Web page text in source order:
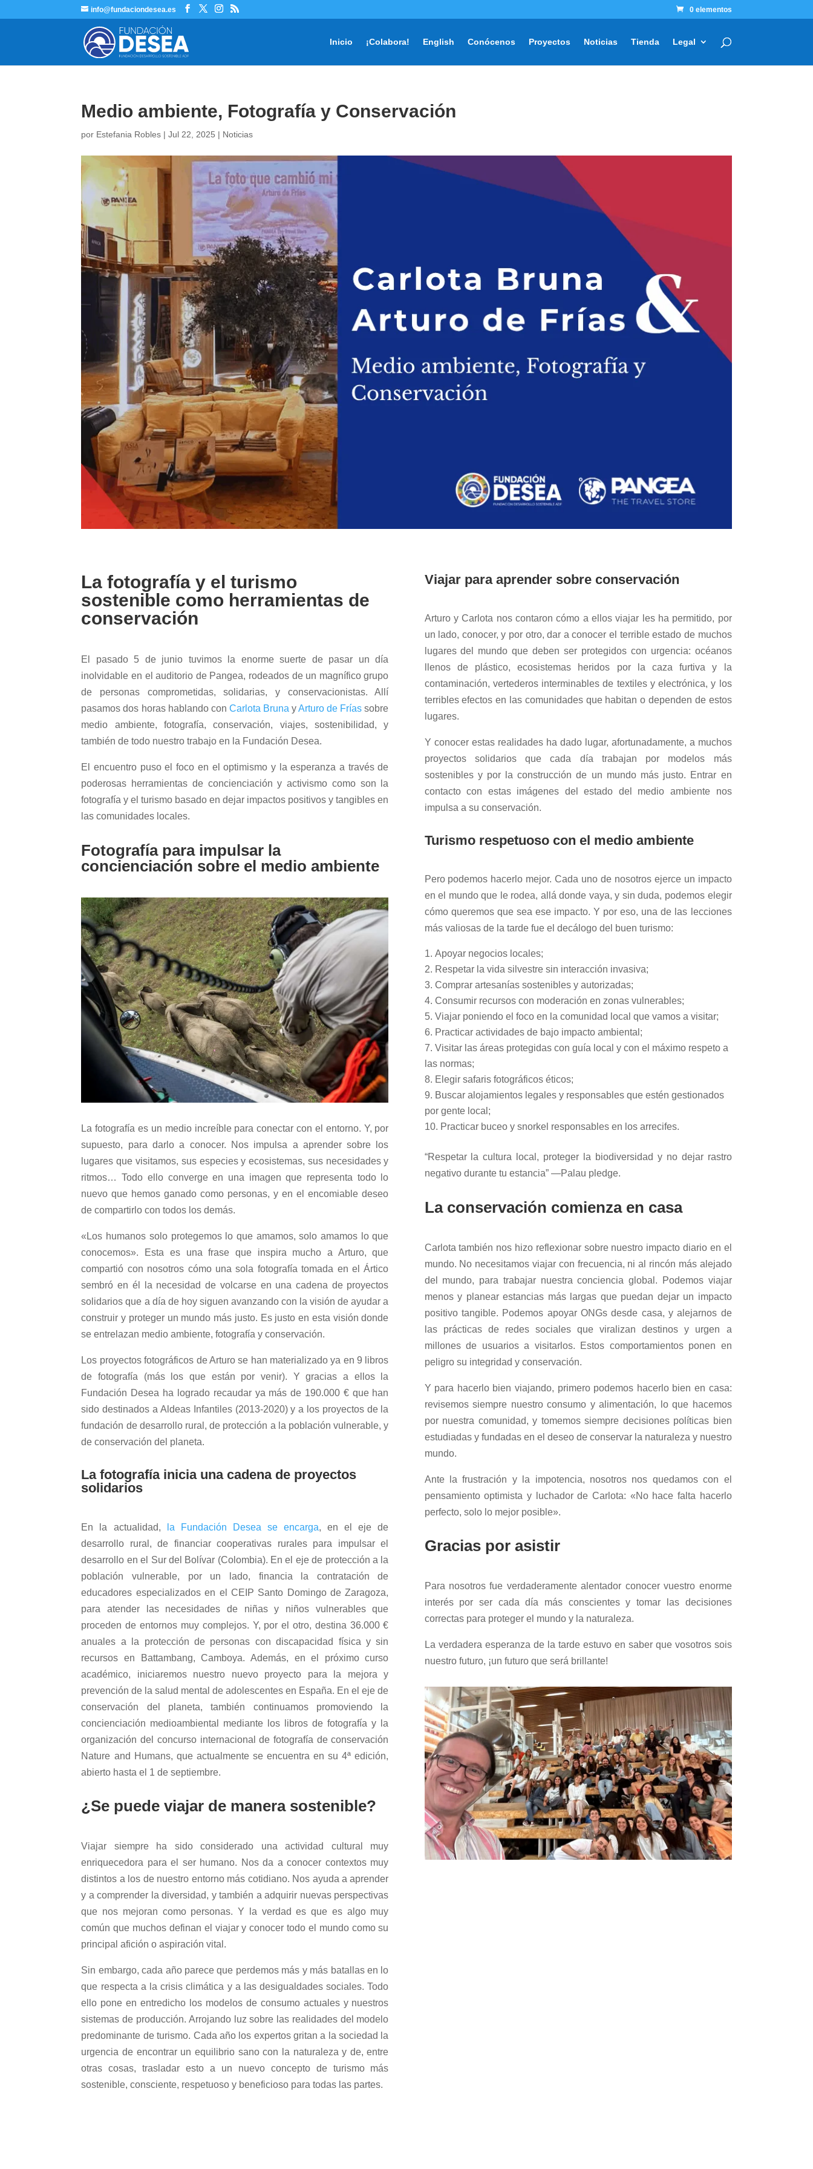
info@fundaciondesea.es 0 elementos
Inicio ¡Colabora! English Conócenos Proyectos Noticias Tienda Legal
Medio ambiente, Fotografía y Conservación
por Estefania Robles |Jul 22, 2025 | Noticias
La fotografía y el turismo
sostenible como herramientas de
conservación
El pasado 5 de junio tuvimos la enorme suerte de pasar un día
inolvidable en el auditorio de Pangea, rodeados de un magnífico grupo
de personas comprometidas, solidarias, y conservacionistas. Allí
pasamos dos horas hablando con Carlota Bruna yArturo de Frías sobre
medio ambiente, fotografía, conservación, viajes, sostenibilidad, y
también de todo nuestro trabajo en la Fundación Desea.
El encuentro puso el foco en el optimismo y la esperanza a través de
poderosas herramientas de concienciación y activismo como son la
fotografía y el turismo basado en dejar impactos positivos y tangibles en
las comunidades locales.
Fotografía para impulsar la
concienciación sobre el medio ambiente
La fotografía es un medio increíble para conectar con el entorno. Y, por
supuesto, para darlo a conocer. Nos impulsa a aprender sobre los
lugares que visitamos, sus especies y ecosistemas, sus necesidades y
ritmos… Todo ello converge en una imagen que representa todo lo
nuevo que hemos ganado como personas, y en el encomiable deseo
de compartirlo con todos los demás.
«Los humanos solo protegemos lo que amamos, solo amamos lo que
conocemos». Esta es una frase que inspira mucho a Arturo, que
compartió con nosotros cómo una sola fotografía tomada en el Ártico
sembró en él la necesidad de volcarse en una cadena de proyectos
solidarios que a día de hoy siguen avanzando con la visión de ayudar a
construir y proteger un mundo más justo. Es justo en esta visión donde
se entrelazan medio ambiente, fotografía y conservación.
Los proyectos fotográficos de Arturo se han materializado ya en 9 libros
de fotografía (más los que están por venir). Y gracias a ellos la
Fundación Desea ha logrado recaudar ya más de 190.000 € que han
sido destinados a Aldeas Infantiles (2013-2020) y a los proyectos de la
fundación de desarrollo rural, de protección a la población vulnerable, y
de conservación del planeta.
La fotografía inicia una cadena de proyectos
solidarios
En la actualidad, la Fundación Desea se encarga, en el eje de
desarrollo rural, de financiar cooperativas rurales para impulsar el
desarrollo en el Sur del Bolívar (Colombia). En el eje de protección a la
población vulnerable, por un lado, financia la contratación de
educadores especializados en el CEIP Santo Domingo de Zaragoza,
para atender las necesidades de niñas y niños vulnerables que
proceden de entornos muy complejos. Y, por el otro, destina 36.000 €
anuales a la protección de personas con discapacidad física y sin
recursos en Battambang, Camboya. Además, en el próximo curso
académico, iniciaremos nuestro nuevo proyecto para la mejora y
prevención de la salud mental de adolescentes en España. En el eje de
conservación del planeta, también continuamos promoviendo la
concienciación medioambiental mediante los libros de fotografía y la
organización del concurso internacional de fotografía de conservación
Nature and Humans, que actualmente se encuentra en su 4ª edición,
abierto hasta el 1 de septiembre.
¿Se puede viajar de manera sostenible?
Viajar siempre ha sido considerado una actividad cultural muy
enriquecedora para el ser humano. Nos da a conocer contextos muy
distintos a los de nuestro entorno más cotidiano. Nos ayuda a aprender
y a comprender la diversidad, y también a adquirir nuevas perspectivas
que nos mejoran como personas. Y la verdad es que es algo muy
común que muchos definan el viajar y conocer todo el mundo como su
principal afición o aspiración vital.
Sin embargo, cada año parece que perdemos más y más batallas en lo
que respecta a la crisis climática y a las desigualdades sociales. Todo
ello pone en entredicho los modelos de consumo actuales y nuestros
sistemas de producción. Arrojando luz sobre las realidades del modelo
predominante de turismo. Cada año los expertos gritan a la sociedad la
urgencia de encontrar un equilibrio sano con la naturaleza y de, entre
otras cosas, trasladar esto a un nuevo concepto de turismo más
sostenible, consciente, respetuoso y beneficioso para todas las partes.
Viajar para aprender sobre conservación
Arturo y Carlota nos contaron cómo a ellos viajar les ha permitido, por
un lado, conocer, y por otro, dar a conocer el terrible estado de muchos
lugares del mundo que deben ser protegidos con urgencia: océanos
llenos de plástico, ecosistemas heridos por la caza furtiva y la
contaminación, vertederos interminables de textiles y electrónica, y los
terribles efectos en las comunidades que habitan o dependen de estos
lugares.
Y conocer estas realidades ha dado lugar, afortunadamente, a muchos
proyectos solidarios que cada día trabajan por modelos más
sostenibles y por la construcción de un mundo más justo. Entrar en
contacto con estas imágenes del estado del medio ambiente nos
impulsa a su conservación.
Turismo respetuoso con el medio ambiente
Pero podemos hacerlo mejor. Cada uno de nosotros ejerce un impacto
en el mundo que le rodea, allá donde vaya, y sin duda, podemos elegir
cómo queremos que sea ese impacto. Y por eso, una de las lecciones
más valiosas de la tarde fue el decálogo del buen turismo:
Apoyar negocios locales;
Respetar la vida silvestre sin interacción invasiva;
Comprar artesanías sostenibles y autorizadas;
Consumir recursos con moderación en zonas vulnerables;
Viajar poniendo el foco en la comunidad local que vamos a visitar;
Practicar actividades de bajo impacto ambiental;
Visitar las áreas protegidas con guía local y con el máximo respeto a
las normas;
Elegir safaris fotográficos éticos;
Buscar alojamientos legales y responsables que estén gestionados
por gente local;
Practicar buceo y snorkel responsables en los arrecifes.
“Respetar la cultura local, proteger la biodiversidad y no dejar rastro
negativo durante tu estancia” —Palau pledge.
La conservación comienza en casa
Carlota también nos hizo reflexionar sobre nuestro impacto diario en el
mundo. No necesitamos viajar con frecuencia, ni al rincón más alejado
del mundo, para trabajar nuestra conciencia global. Podemos viajar
menos y planear estancias más largas que puedan dejar un impacto
positivo tangible. Podemos apoyar ONGs desde casa, y alejarnos de
las prácticas de redes sociales que viralizan destinos y urgen a
millones de usuarios a visitarlos. Estos comportamientos ponen en
peligro su integridad y conservación.
Y para hacerlo bien viajando, primero podemos hacerlo bien en casa:
revisemos siempre nuestro consumo y alimentación, lo que hacemos
por nuestra comunidad, y tomemos siempre decisiones políticas bien
estudiadas y fundadas en el deseo de conservar la naturaleza y nuestro
mundo.
Ante la frustración y la impotencia, nosotros nos quedamos con el
pensamiento optimista y luchador de Carlota: «No hace falta hacerlo
perfecto, solo lo mejor posible».
Gracias por asistir
Para nosotros fue verdaderamente alentador conocer vuestro enorme
interés por ser cada día más conscientes y tomar las decisiones
correctas para proteger el mundo y la naturaleza.
La verdadera esperanza de la tarde estuvo en saber que vosotros sois
nuestro futuro, ¡un futuro que será brillante!